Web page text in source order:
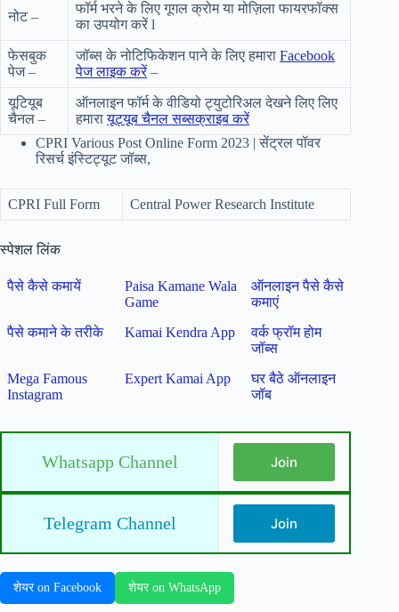
नोट –
फॉर्म भरने के लिए गूगल क्रोम या मोज़िला फायरफॉक्स
का उपयोग करें l
फेसबुक
पेज –
जॉब्स के नोटिफिकेशन पाने के लिए हमारा Facebook
पेज लाइक करें–
यूटियूब
चैनल –
ऑनलाइन फॉर्म के वीडियो ट्युटोरिअल देखने लिए लिए
हमारायूट्यूब चैनल सब्सक्राइब करें
CPRI Various Post Online Form 2023 | सेंट्रल पॉवर
रिसर्च इंस्टिट्यूट जॉब्स,
CPRI Full Form Central Power Research Institute
स्पेशल लिंक
पैसे कैसे कमायें
Paisa Kamane Wala
Game
ऑनलाइन पैसे कैसे
कमाएं
पैसे कमाने के तरीके
Kamai Kendra App
वर्क फ्रॉम होम
जॉब्स
Mega Famous
Instagram
Expert Kamai App
घर बैठे ऑनलाइन
जॉब
Whatsapp Channel Join
Telegram Channel Join
शेयर on Facebook शेयर on WhatsApp